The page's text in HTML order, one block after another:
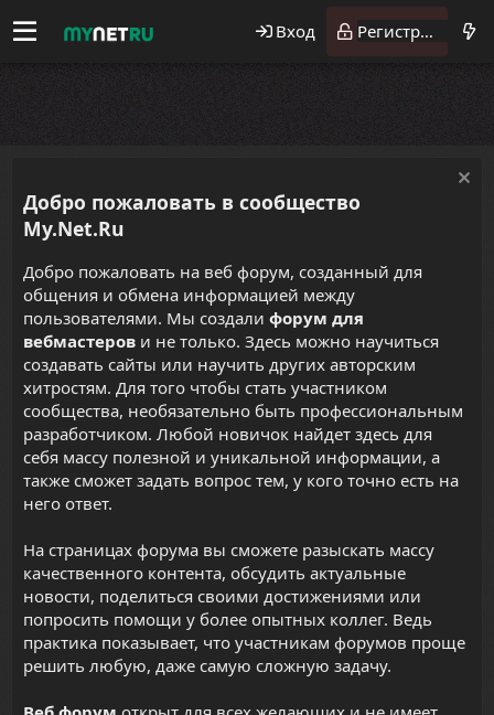
Вход Регистрация
Добро пожаловать в сообщество
My.Net.Ru
Добро пожаловать на веб форум, созданный для
общения и обмена информацией между
пользователями. Мы создали форум для
вебмастеров и не только. Здесь можно научиться
создавать сайты или научить других авторским
хитростям. Для того чтобы стать участником
сообщества, необязательно быть профессиональным
разработчиком. Любой новичок найдет здесь для
себя массу полезной и уникальной информации, а
также сможет задать вопрос тем, у кого точно есть на
него ответ.
На страницах форума вы сможете разыскать массу
качественного контента, обсудить актуальные
новости, поделиться своими достижениями или
попросить помощи у более опытных коллег. Ведь
практика показывает, что участникам форумов проще
решить любую, даже самую сложную задачу.